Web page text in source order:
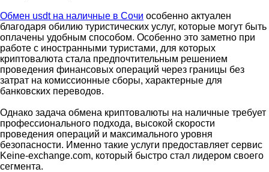
Обмен usdt на наличные в Сочи особенно актуален
благодаря обилию туристических услуг, которые могут быть
оплачены удобным способом. Особенно это заметно при
работе с иностранными туристами, для которых
криптовалюта стала предпочтительным решением
проведения финансовых операций через границы без
затрат на комиссионные сборы, характерные для
банковских переводов.
Однако задача обмена криптовалюты на наличные требует
профессионального подхода, высокой скорости
проведения операций и максимального уровня
безопасности. Именно такие услуги предоставляет сервис
Keine-exchange.com, который быстро стал лидером своего
сегмента.